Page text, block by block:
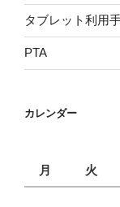
タブレット利用
PTA
カレンダー
月
火